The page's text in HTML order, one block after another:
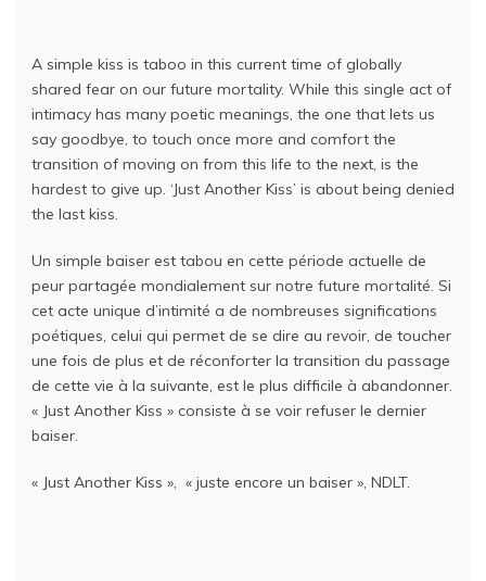
A simple kiss is taboo in this current time of globally
shared fear on our future mortality. While this single act of
intimacy has many poetic meanings, the one that lets us
say goodbye, to touch once more and comfort the
transition of moving on from this life to the next, is the
hardest to give up. ‘Just Another Kiss’ is about being denied
the last kiss.
Un simple baiser est tabou en cette période actuelle de
peur partagée mondialement sur notre future mortalité. Si
cet acte unique d’intimité a de nombreuses significations
poétiques, celui qui permet de se dire au revoir, de toucher
une fois de plus et de réconforter la transition du passage
de cette vie à la suivante, est le plus difficile à abandonner.
« Just Another Kiss » consiste à se voir refuser le dernier
baiser.
« Just Another Kiss », « juste encore un baiser », NDLT.